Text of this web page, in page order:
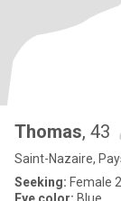
Thomas, 43
Saint-Nazaire,
Seeking: Female